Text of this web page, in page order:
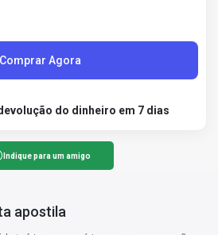
Comprar Agora
do dinheiro em 7 dias
Indique para um amigo
apostila